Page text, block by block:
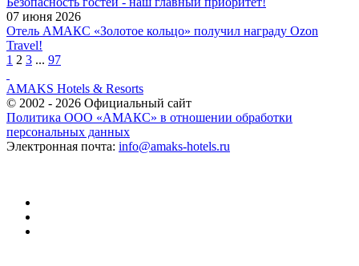
07 июня 2026
Отель АМАКС «Золотое кольцо» получил награду Ozon
Travel!
1 2 3 ... 97
AMAKS Hotels & Resorts
© 2002 - 2026 Официальный сайт
Политика ООО «АМАКС» в отношении обработки
персональных данных
Электронная почта: info@amaks-hotels.ru